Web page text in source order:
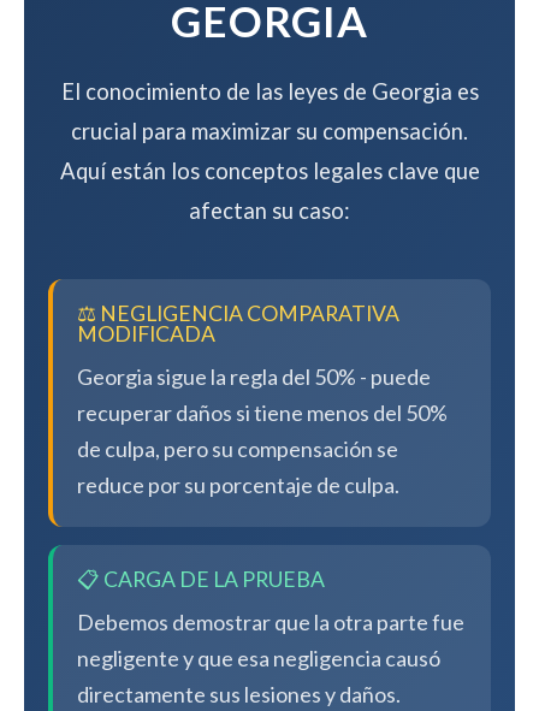
GEORGIA
El conocimiento de las leyes de Georgia es
crucial para maximizar su compensación.
Aquí están los conceptos legales clave que
afectan su caso:
⚖️ NEGLIGENCIA COMPARATIVA
MODIFICADA
Georgia sigue la regla del 50% - puede
recuperar daños si tiene menos del 50%
de culpa, pero su compensación se
reduce por su porcentaje de culpa.
📋 CARGA DE LA PRUEBA
Debemos demostrar que la otra parte fue
negligente y que esa negligencia causó
directamente sus lesiones y daños.